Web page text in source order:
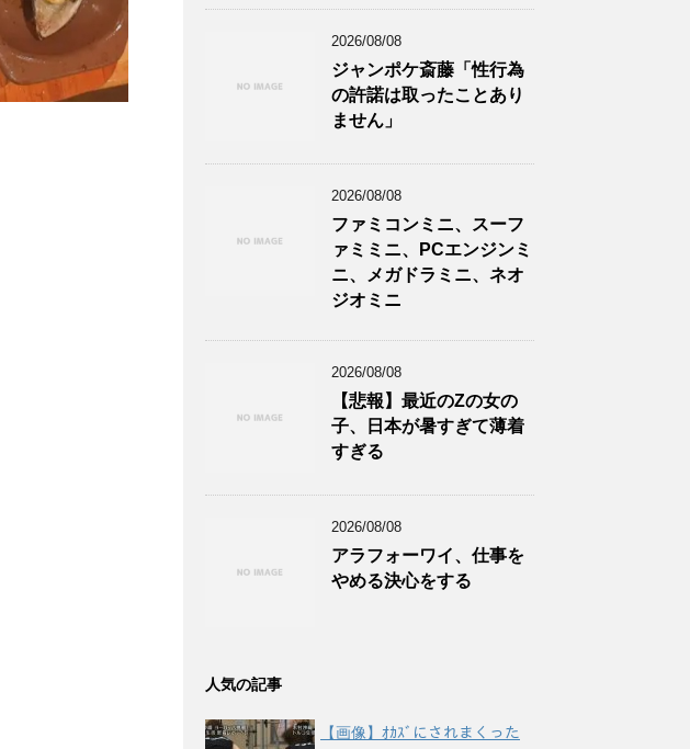
2026/08/08
ジャンポケ斎藤「性行為
の許諾は取ったことあり
ません」
2026/08/08
ファミコンミニ、スーフ
ァミミニ、PCエンジンミ
ニ、メガドラミニ、ネオ
ジオミニ
2026/08/08
【悲報】最近のZの女の
子、日本が暑すぎて薄着
すぎる
2026/08/08
アラフォーワイ、仕事を
やめる決心をする
人気の記事
【画像】ｵｶｽﾞにされまくった